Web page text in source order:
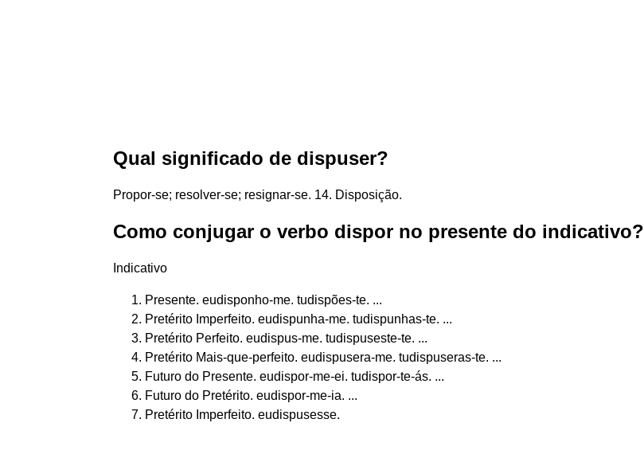
Qual significado de dispuser?
Propor-se; resolver-se; resignar-se. 14. Disposição.
Como conjugar o verbo dispor no presente do indicativo?
Indicativo
Presente. eudisponho-me. tudispões-te. ...
Pretérito Imperfeito. eudispunha-me. tudispunhas-te. ...
Pretérito Perfeito. eudispus-me. tudispuseste-te. ...
Pretérito Mais-que-perfeito. eudispusera-me. tudispuseras-te. ...
Futuro do Presente. eudispor-me-ei. tudispor-te-ás. ...
Futuro do Pretérito. eudispor-me-ia. ...
Pretérito Imperfeito. eudispusesse.